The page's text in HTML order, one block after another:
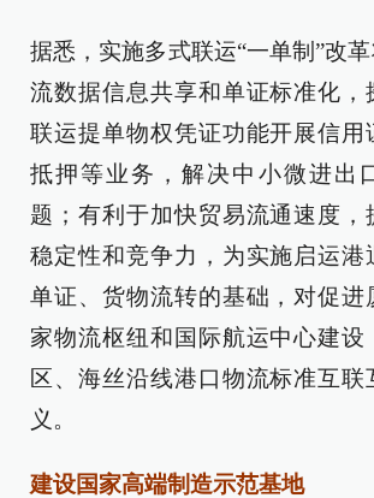
据悉，实施多式联运“一单制”改
流数据信息共享和单证标准化，
联运提单物权凭证功能开展信用
抵押等业务，解决中小微进出
题；有利于加快贸易流通速度，
稳定性和竞争力，为实施启运港
单证、货物流转的基础，对促进
家物流枢纽和国际航运中心建设
区、海丝沿线港口物流标准互联
义。
建设国家高端制造示范基地